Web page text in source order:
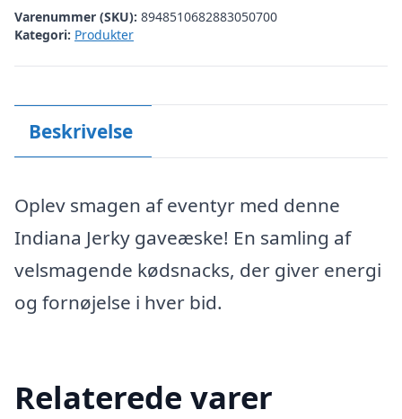
Varenummer (SKU): 8948510682883050700
Kategori: Produkter
Beskrivelse
Oplev smagen af eventyr med denne
Indiana Jerky gaveæske! En samling af
velsmagende kødsnacks, der giver energi
og fornøjelse i hver bid.
Relaterede varer